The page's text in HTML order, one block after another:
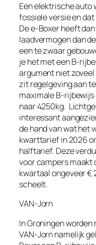
Een elektrische auto
fossiele versie en
De e-Boxer heeft
laadvermogen dan
een te zwaar
je het met een B-
argument niet
zit regelgeving aan
maximale B-
naar 4250kg.
interessant
de hand van wat het
kwarttarief in 2026
halftarief. Deze
voor campers maakt
kwartaal ongeveer €
scheelt.
VAN-Jorn
In Groningen
VAN-Jorn namelijk